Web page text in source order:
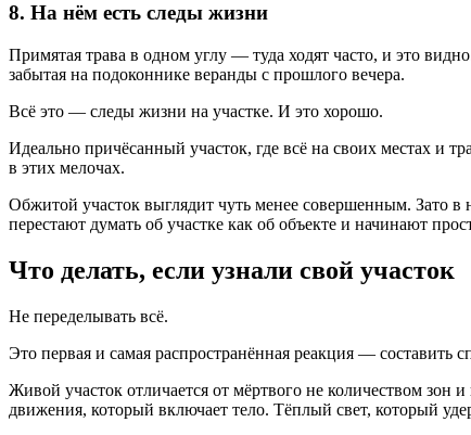
8. На нём есть следы жизни
Примятая трава в одном углу — туда ходят часто, и это
забытая на подоконнике веранды с прошлого вечера.
Всё это — следы жизни на участке. И это хорошо.
Идеально причёсанный участок, где всё на своих местах и
в этих мелочах.
Обжитой участок выглядит чуть менее совершенным. Зато
перестают думать об участке как об объекте и начинают
Что делать, если узнали свой участок
Не переделывать всё.
Это первая и самая распространённая реакция —
Живой участок отличается от мёртвого не количеством
движения, который включает тело. Тёплый свет, который